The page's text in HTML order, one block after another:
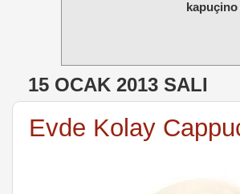
kapuçino
15 OCAK 2013 SALI
Evde Kolay